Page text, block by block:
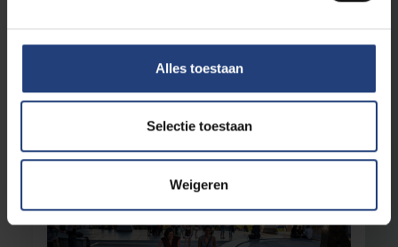
Alles toestaan
Selectie toestaan
Weigeren
communiceren
Lees meer